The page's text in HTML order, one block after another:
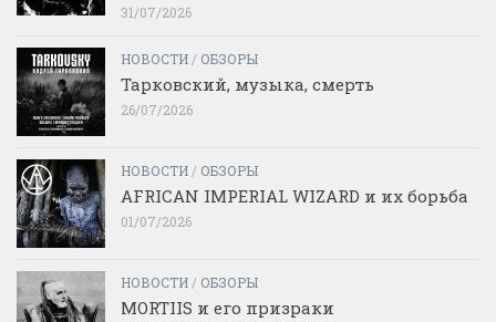
31/07/2026
НОВОСТИ / ОБЗОРЫ
Тарковский, музыка, смерть
26/07/2026
НОВОСТИ / ОБЗОРЫ
AFRICAN IMPERIAL WIZARD и их борьба
01/07/2026
НОВОСТИ / ОБЗОРЫ
MORTIIS и его призраки